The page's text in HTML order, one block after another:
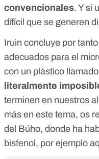
convencionales. Y si
difícil que se generen
Iruin concluye por
adecuados para el
con un plástico
literalmente
terminen en nuestros
más en este tema, os
del Búho, donde ha
bisfenol, por ejemplo